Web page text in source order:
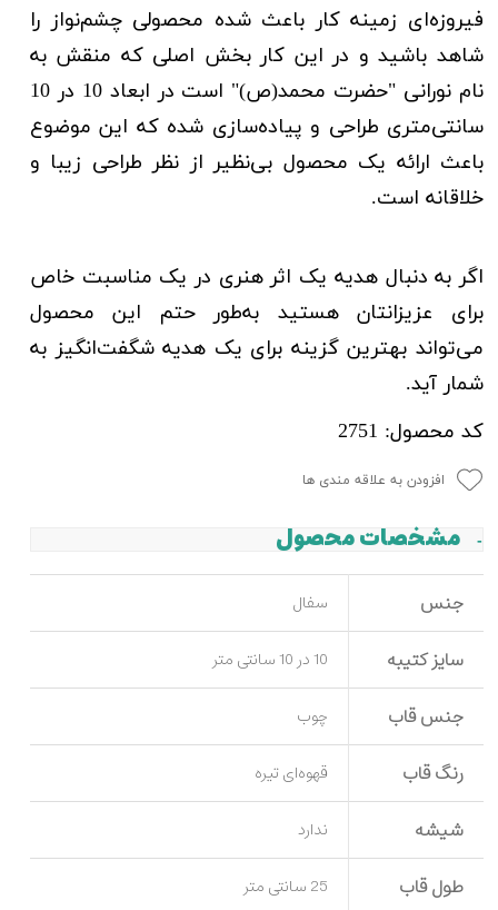
فیروزه‌ای زمینه کار باعث شده محصولی چشم‌نواز را
شاهد باشید و در این کار بخش اصلی که منقش به
نام نورانی "حضرت محمد(ص)" است در ابعاد 10 در 10
سانتی‌متری طراحی و پیاده‌سازی شده که این موضوع
باعث ارائه یک محصول بی‌نظیر از نظر طراحی زیبا و
خلاقانه است.
اگر به دنبال هدیه یک اثر هنری در یک مناسبت خاص
برای عزیزانتان هستید به‌طور حتم این محصول
می‌تواند بهترین گزینه برای یک هدیه شگفت‌انگیز به
شمار آید.
کد محصول: 2751
افزودن به علاقه مندی ها
مشخصات محصول
جنس سفال
سایز کتیبه 10 در 10 سانتی متر
جنس قاب چوب
رنگ قاب قهوه‌ای تیره
شیشه ندارد
طول قاب 25 سانتی متر